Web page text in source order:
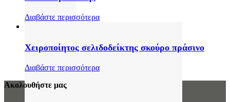
Διαβάστε περισσότερα
Χειροποίητος σελιδοδείκτης σκούρο πράσινο
Διαβάστε περισσότερα
Ακολουθήστε μας